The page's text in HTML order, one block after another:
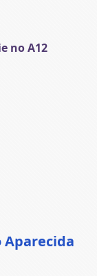
no A12
Aparecida